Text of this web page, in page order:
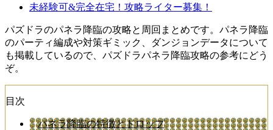
未経験可&完全在宅！攻略ライター募集！
パズドラのパネラ降臨の攻略と周回まとめです。パネラ降臨
のパーティ編成や対策ギミック、ダンジョンデータについて
も掲載しているので、パズドラパネラ降臨攻略の参考にどう
ぞ。
目次
パネラ降臨の特徴とドロップ